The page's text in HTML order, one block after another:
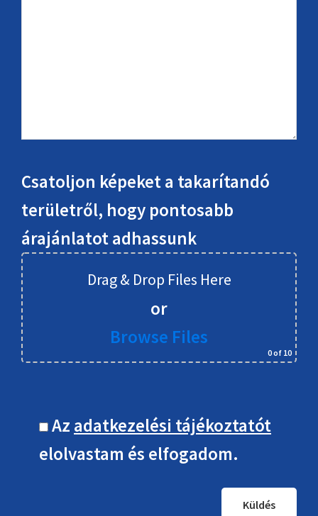
Csatoljon képeket a takarítandó
területről, hogy pontosabb
árajánlatot adhassunk
Drag & Drop Files Here
or
Browse Files
0of 10
Az adatkezelési tájékoztatót
elolvastam és elfogadom.